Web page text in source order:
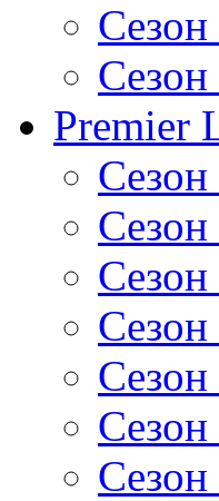
Premier
Сезон